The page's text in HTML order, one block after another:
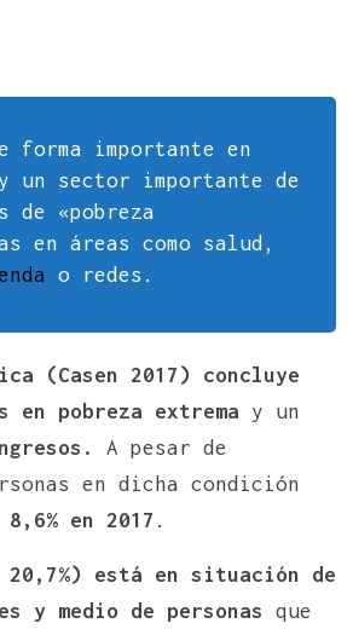
forma importante en
un sector importante de
«pobreza
en áreas como salud,
o redes.
(Casen 2017) concluye
en pobreza extrema y un
A pesar de
en dicha condición
en 2017 .
está en situación de
y medio de personas que